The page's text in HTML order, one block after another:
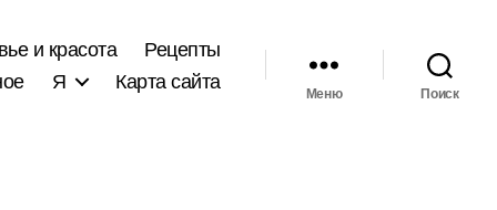
и красота
Рецепты
Я Карта сайта Меню Поиск